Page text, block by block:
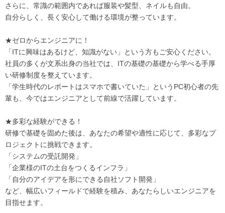
さらに、常識の範囲内であれば服装や髪型、ネイルも自由。
自分らしく、長く安心して働ける環境が整っています。
★ゼロからエンジニアに！
「ITに興味はあるけど、知識がない」という方もご安心ください。
社員の多くが文系出身の当社では、ITの基礎の基礎から学べる手厚
い研修制度を整えています。
「学生時代のレポートはスマホで書いていた」というPC初心者の先
輩も、今ではエンジニアとして前線で活躍しています。
★多彩な経験ができる！
研修で基礎を固めた後は、あなたの希望や適性に応じて、多彩なプ
ロジェクトに挑戦できます。
「システムの受託開発」
「企業様のITの土台をつくるインフラ」
「自分のアイデアを形にできる自社ソフト開発」
など、幅広いフィールドで経験を積み、あなたらしいエンジニアを
目指せます。